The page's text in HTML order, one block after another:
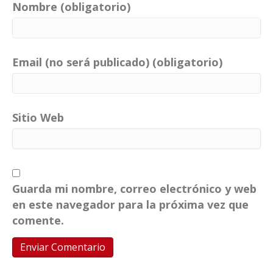
Nombre (obligatorio)
Email (no será publicado) (obligatorio)
Sitio Web
Guarda mi nombre, correo electrónico y web
en este navegador para la próxima vez que
comente.